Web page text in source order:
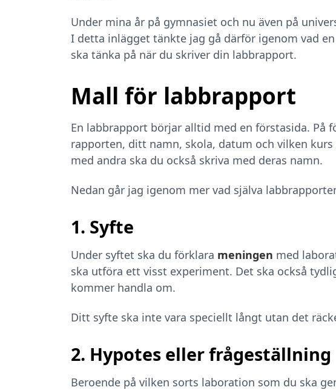
Under mina år på gymnasiet och nu även på
I detta inlägget tänkte jag gå därför igenom vad
ska tänka på när du skriver din labbrapport.
Mall för labbrapport
En labbrapport börjar alltid med en förstasida. På
rapporten, ditt namn, skola, datum och vilken
med andra ska du också skriva med deras namn.
Nedan går jag igenom mer vad själva
1. Syfte
Under syftet ska du förklara meningen med
ska utföra ett visst experiment. Det ska också
kommer handla om.
Ditt syfte ska inte vara speciellt långt utan det
2. Hypotes eller frågeställning
Beroende på vilken sorts laboration som du ska